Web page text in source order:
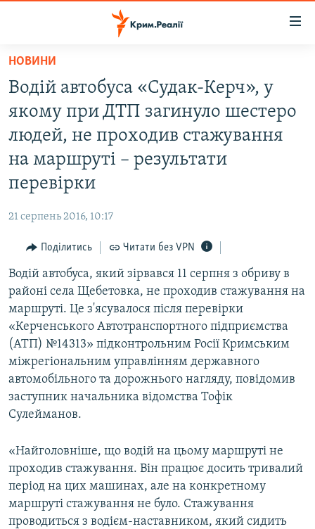
Перейти
основного
матеріалу
до
основної
навігації
Перейти
до
ВОДА.КРИМ
ВІДЕО ТА ФОТО
БЛОГИ
ІНТЕРВ'Ю
ВСЕ ЗА ДЕНЬ
СПЕЦПРОЕКТИ
ДЕПОРТАЦІЯ
ВІДЕОУРОКИ «ELIFBE»
СВІДЧЕННЯ ОКУПАЦІЇ
УКРАЇНСЬКА ПРОБЛЕМА КРИМУ
ІНФОГРАФІКА
ЯК ОБІЙТИ БЛОКУВАННЯ
Русский
Qırımtatar
ДОЛУЧАЙСЯ!
Усі сайти RFE/RL
НОВИНИ
Водій автобуса «Судак-Керч», у
якому при ДТП загинуло шестеро
людей, не проходив стажування
на маршруті – результати
перевірки
21 серпень 2016, 10:17
Поділитись Читати без VPN
Водій автобуса, який зірвався 11 серпня з обриву в
районі села Щебетовка, не проходив стажування на
маршруті. Це з'ясувалося після перевірки
«Керченського Автотранспортного підприємства
(АТП) №14313» підконтрольним Росії Кримським
міжрегіональним управлінням державного
автомобільного та дорожнього нагляду, повідомив
заступник начальника відомства Тофік
Сулейманов.
«Найголовніше, що водій на цьому маршруті не
проходив стажування. Він працює досить тривалий
період на цих машинах, але на конкретному
маршруті стажування не було. Стажування
проводиться з водієм-наставником, який сидить